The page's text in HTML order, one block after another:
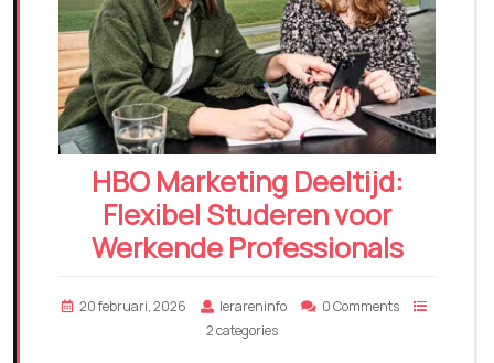
HBO Marketing Deeltijd:
Flexibel Studeren voor
Werkende Professionals
20 februari, 2026 lerareninfo
0 Comments
2 categories